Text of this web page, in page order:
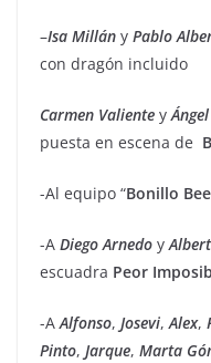
–Isa Millán y Pablo
con dragón incluido
Carmen Valiente yÁngel
puesta en escena de
-Al equipo “Bonillo
-A Diego Arnedo y
escuadra Peor
-AAlfonso, Josevi,Alex,
Pinto, Jarque, Marta